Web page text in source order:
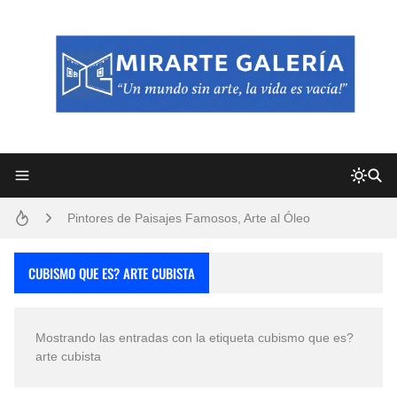
Pintores de Paisajes Famosos, Arte al Óleo
CUBISMO QUE ES? ARTE CUBISTA
Mostrando las entradas con la etiqueta cubismo que es?
arte cubista